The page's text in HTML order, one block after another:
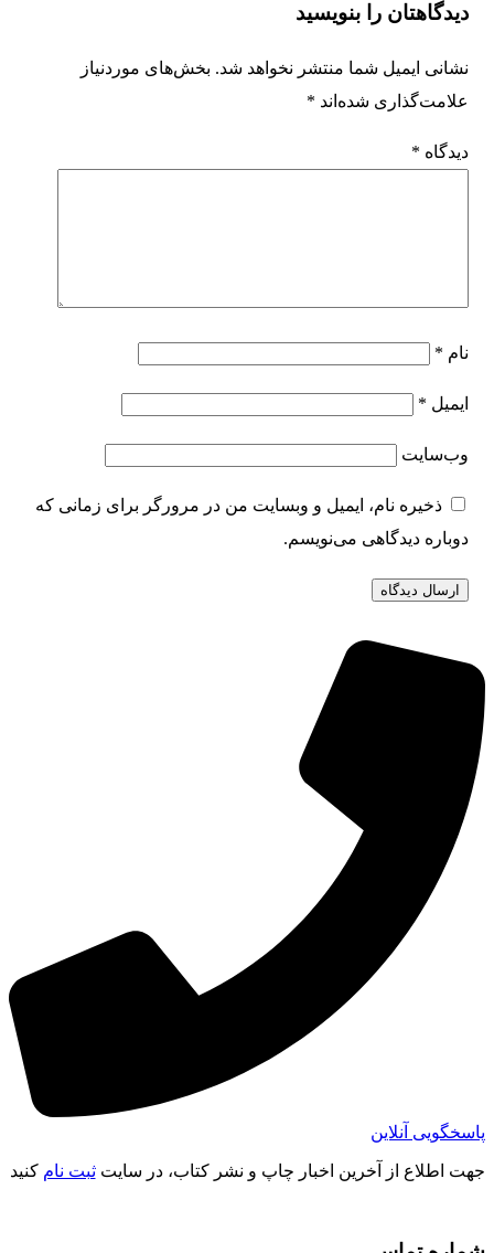
دیدگاهتان را بنویسید
نشانی ایمیل شما منتشر نخواهد شد. بخش‌های موردنیاز
علامت‌گذاری شده‌اند *
دیدگاه *
نام *
ایمیل *
وب‌سایت
ذخیره نام، ایمیل و وبسایت من در مرورگر برای زمانی که
دوباره دیدگاهی می‌نویسم.
پاسخگویی آنلاین
جهت اطلاع از آخرین اخبار چاپ و نشر کتاب، در سایتثبت نام کنید